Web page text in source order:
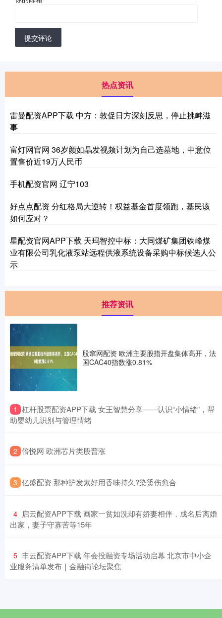
提交评论
热点资讯
雷曼配资APP下载 中方：敦促日方深刻反思，停止挑衅滋
事
富灯网官网 36岁颜如晶发视频计划为自己选墓地，中意位
置售价近19万人民币
手机配资官网 辽宁103
好点点配资 分红格局大逆转！权益基金首度领跑，基民该
如何应对？
星配资官网APP下载 天玛智控中标：大同煤矿集团铁峰煤
业有限公司乳化液泵站远程供液系统设备采购中标候选人公
示
推荐资讯
股窜网配资 欧洲主要股指开盘集体高开，法
国CAC40指数涨0.81%
1 ​杠杆股票配资APP下载 女王智慧分享——认识“小情绪”，帮
助婴幼儿识别与管理情绪
2 ​倍悦网 欧洲芯片类股普涨
3 ​亿盛配资 那种护发素好用香味持久?染烫伤愈合
4 ​启云配资APP下载 画家一贫如洗却有娇妻相伴，成名后离婚
出家，妻子守寡苦等15年
5 ​丰云配资APP下载 年会投融资专场活动启幕 北京市中小企
业服务清单发布｜金融街论坛聚焦